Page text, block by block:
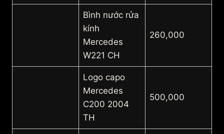
Bình nước rửa
kính
Mercedes
W221 CH
260,000
Logo capo
Mercedes
C200 2004
TH
500,000